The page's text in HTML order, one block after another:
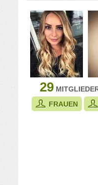
29
FRAUEN